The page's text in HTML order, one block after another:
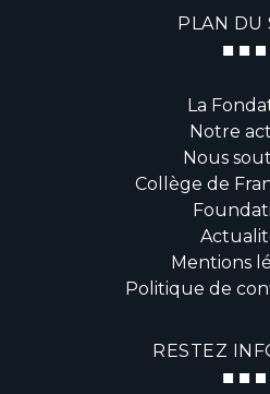
PLAN DU
La
Notre
Nous
Collège de
Mentions
Politique de
RESTEZ